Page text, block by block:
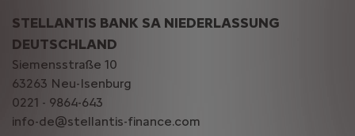
STELLANTIS BANK SA NIEDERLASSUNG
DEUTSCHLAND
Siemensstraße 10
63263 Neu-Isenburg
0221 - 9864-643
info-de@stellantis-finance.com